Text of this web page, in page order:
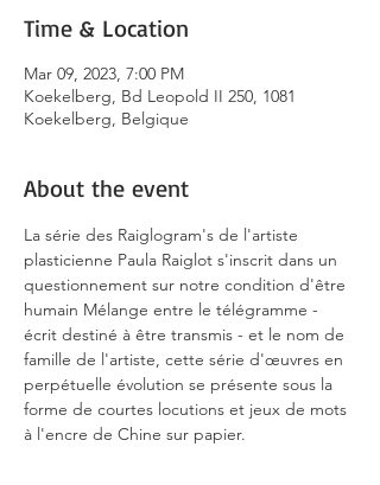
Time & Location
Mar 09, 2023, 7:00 PM
Koekelberg, Bd Leopold II 250, 1081
Koekelberg, Belgique
About the event
La série des Raiglogram's de l'artiste
plasticienne Paula Raiglot s'inscrit dans un
questionnement sur notre condition d'être
humain Mélange entre le télégramme -
écrit destiné à être transmis - et le nom de
famille de l'artiste, cette série d'œuvres en
perpétuelle évolution se présente sous la
forme de courtes locutions et jeux de mots
à l'encre de Chine sur papier.